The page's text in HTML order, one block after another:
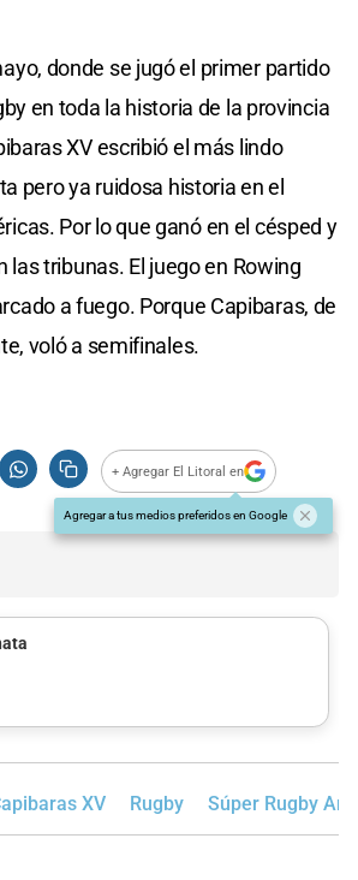
donde se jugó el primer partido
en toda la historia de la provincia
XV escribió el más lindo
pero ya ruidosa historia en el
Por lo que ganó en el césped y
las tribunas. El juego en Rowing
a fuego. Porque Capibaras, de
voló a semifinales.
+ Agregar El Litoral en
Agregar a tus medios preferidos en Google
XV Rugby Súper Rugby